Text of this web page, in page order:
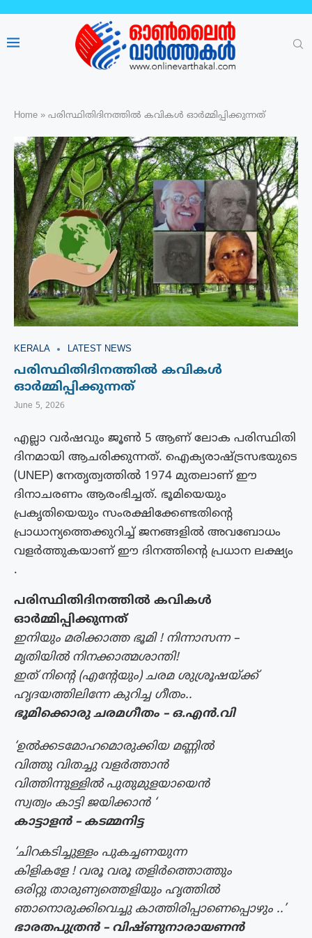
Home » പരിസ്ഥിതിദിനത്തിൽ കവികൾ ഓർമ്മിപ്പിക്കുന്നത്
KERALA LATEST NEWS
പരിസ്ഥിതിദിനത്തിൽ കവികൾ
ഓർമ്മിപ്പിക്കുന്നത്
June 5, 2026
എല്ലാ വർഷവും ജൂൺ 5 ആണ് ലോക പരിസ്ഥിതി
ദിനമായി ആചരിക്കുന്നത്. ഐക്യരാഷ്ട്രസഭയുടെ
(UNEP) നേതൃത്വത്തിൽ 1974 മുതലാണ് ഈ
ദിനാചരണം ആരംഭിച്ചത്. ഭൂമിയെയും
പ്രകൃതിയെയും സംരക്ഷിക്കേണ്ടതിന്റെ
പ്രാധാന്യത്തെക്കുറിച്ച് ജനങ്ങളിൽ അവബോധം
വളർത്തുകയാണ് ഈ ദിനത്തിന്റെ പ്രധാന ലക്ഷ്യം
.
പരിസ്ഥിതിദിനത്തിൽ കവികൾ
ഓർമ്മിപ്പിക്കുന്നത്
ഇനിയും മരിക്കാത്ത ഭൂമി ! നിന്നാസന്ന –
മൃതിയിൽ നിനക്കാത്മശാന്തി!
ഇത് നിന്റെ (എന്റേയും) ചരമ ശുശ്രൂഷയ്ക്ക്
ഹൃദയത്തിലിന്നേ കുറിച്ച ഗീതം..
ഭൂമിക്കൊരു ചരമഗീതം – ഒ.എൻ.വി
‘ഉൽക്കടമോഹമൊരുക്കിയ മണ്ണിൽ
വിത്തു വിതച്ചു വളർത്താൻ
വിത്തിന്നുള്ളിൽ പുതുമുളയായെൻ
സ്വത്വം കാട്ടി ജയിക്കാൻ ‘
കാട്ടാളൻ – കടമ്മനിട്ട
‘ചിറകടിച്ചുള്ളം പുകച്ചണയുന്ന
കിളികളേ ! വരൂ വരൂ തളിർത്തൊത്തും
ഒരിറ്റു താരുണ്യത്തെളിയും ഹൃത്തിൽ
ഞാനൊരുക്കിവെച്ചു കാത്തിരിപ്പാണെപ്പൊഴും ..’
ഭാരതപുത്രൻ – വിഷ്ണുനാരായണൻ